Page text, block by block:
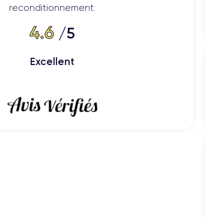
reconditionnement.
4.6/5
Excellent